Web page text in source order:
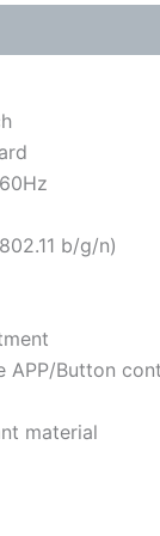
b/g/n)
APP/Button
material